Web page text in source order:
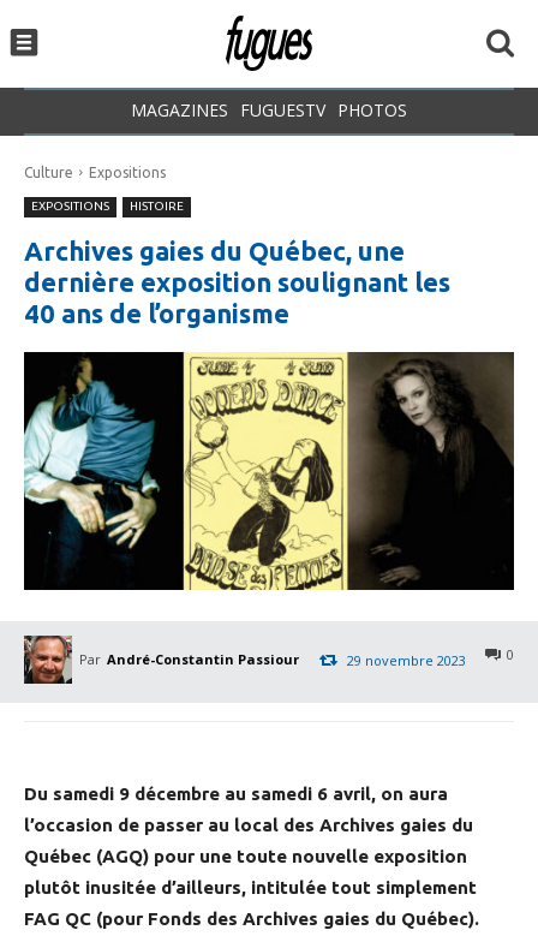
MAGAZINES FUGUESTV PHOTOS
Culture Expositions
EXPOSITIONS HISTOIRE
Archives gaies du Québec, une
dernière exposition soulignant les
40 ans de l’organisme
Par André-Constantin Passiour 0
29 novembre 2023
Du samedi 9 décembre au samedi 6 avril, on aura
l’occasion de passer au local des Archives gaies du
Québec (AGQ) pour une toute nouvelle exposition
plutôt inusitée d’ailleurs, intitulée tout simplement
FAG QC (pour Fonds des Archives gaies du Québec).